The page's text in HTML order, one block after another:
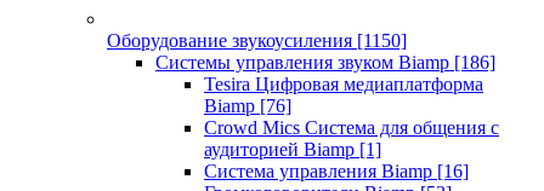
Оборудование звукоусиления [1150]
Системы управления звуком Biamp [186]
Tesira Цифровая медиаплатформа
Biamp [76]
Crowd Mics Система для общения с
аудиторией Biamp [1]
Система управления Biamp [16]